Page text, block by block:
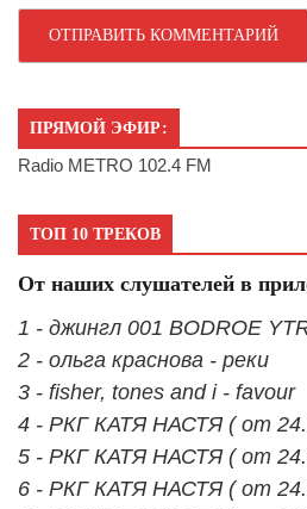
ПРЯМОЙ ЭФИР:
Radio METRO 102.4 FM
ТОП 10 ТРЕКОВ
От наших слушателей в
1 - джингл 001 BODROE
2 - ольга краснова - реки
3 - fisher, tones and i - favour
4 - РКГ КАТЯ НАСТЯ ( от
5 - РКГ КАТЯ НАСТЯ ( от
6 - РКГ КАТЯ НАСТЯ ( от